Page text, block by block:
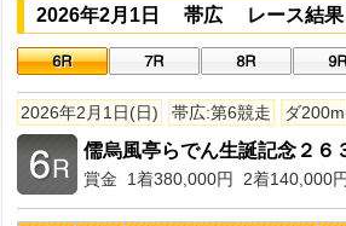
2026年2月1日 帯広 レース結果
2026年2月1日(日) 帯広:第6競走 ダ200m
儒烏風亭らでん生誕記念２６
賞金 1着380,000円 2着140,000